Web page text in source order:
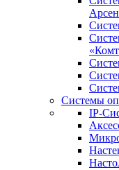
Системы
IP-